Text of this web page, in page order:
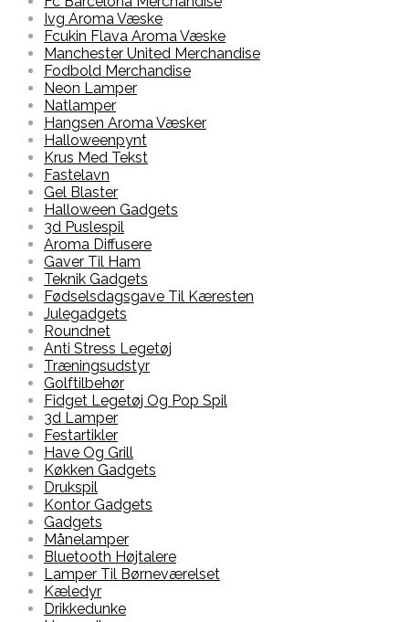
Ivg Aroma Væske
Fcukin Flava Aroma Væske
Manchester United Merchandise
Fodbold Merchandise
Neon Lamper
Natlamper
Hangsen Aroma Væsker
Halloweenpynt
Krus Med Tekst
Fastelavn
Gel Blaster
Halloween Gadgets
3d Puslespil
Aroma Diffusere
Gaver Til Ham
Teknik Gadgets
Fødselsdagsgave Til Kæresten
Julegadgets
Roundnet
Anti Stress Legetøj
Træningsudstyr
Golftilbehør
Fidget Legetøj Og Pop Spil
3d Lamper
Festartikler
Have Og Grill
Køkken Gadgets
Drukspil
Kontor Gadgets
Gadgets
Månelamper
Bluetooth Højtalere
Lamper Til Børneværelset
Kæledyr
Drikkedunke